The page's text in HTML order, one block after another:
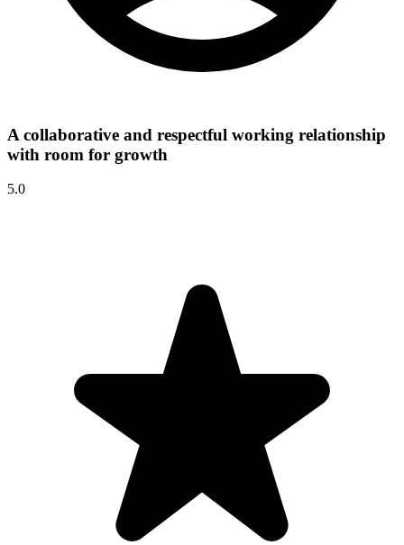
A collaborative and respectful working relationship
with room for growth
5.0